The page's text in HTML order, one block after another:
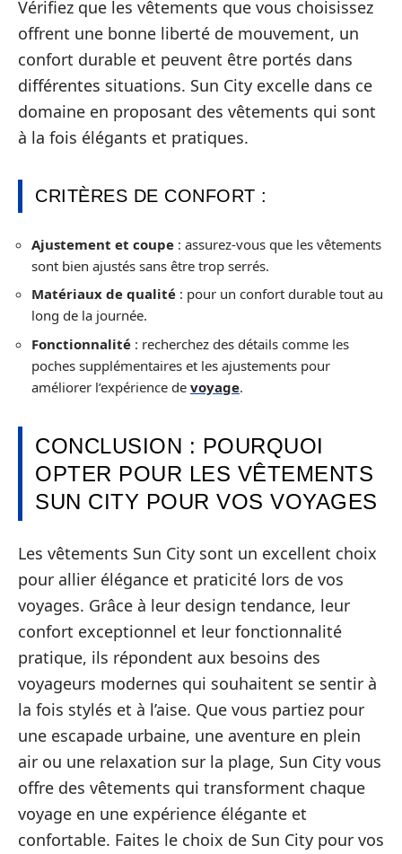
Vérifiez que les vêtements que vous choisissez
offrent une bonne liberté de mouvement, un
confort durable et peuvent être portés dans
différentes situations. Sun City excelle dans ce
domaine en proposant des vêtements qui sont
à la fois élégants et pratiques.
CRITÈRES DE CONFORT :
Ajustement et coupe : assurez-vous que les vêtements
sont bien ajustés sans être trop serrés.
Matériaux de qualité : pour un confort durable tout au
long de la journée.
Fonctionnalité : recherchez des détails comme les
poches supplémentaires et les ajustements pour
améliorer l’expérience de voyage.
CONCLUSION : POURQUOI
OPTER POUR LES VÊTEMENTS
SUN CITY POUR VOS VOYAGES
Les vêtements Sun City sont un excellent choix
pour allier élégance et praticité lors de vos
voyages. Grâce à leur design tendance, leur
confort exceptionnel et leur fonctionnalité
pratique, ils répondent aux besoins des
voyageurs modernes qui souhaitent se sentir à
la fois stylés et à l’aise. Que vous partiez pour
une escapade urbaine, une aventure en plein
air ou une relaxation sur la plage, Sun City vous
offre des vêtements qui transforment chaque
voyage en une expérience élégante et
confortable. Faites le choix de Sun City pour vos